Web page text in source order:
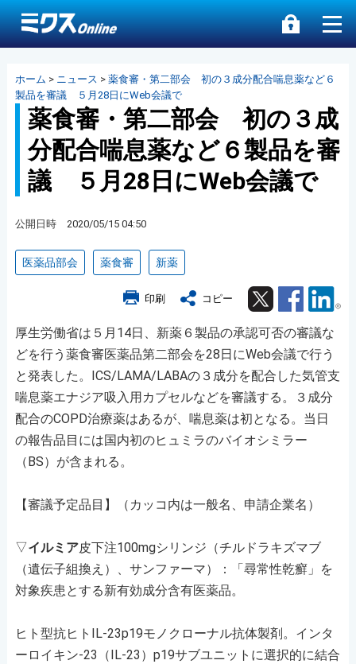
ホーム > ニュース > 薬食審・第二部会 初の３成分配合喘息薬など６
製品を審議 ５月28日にWeb会議で
薬食審・第二部会 初の３成
分配合喘息薬など６製品を審
議 ５月28日にWeb会議で
公開日時 2020/05/15 04:50
医薬品部会 薬食審 新薬
印刷 コピー Twitter Facebook
厚生労働省は５月14日、新薬６製品の承認可否の審議な
どを行う薬食審医薬品第二部会を28日にWeb会議で行う
と発表した。ICS/LAMA/LABAの３成分を配合した気管支
喘息薬エナジア吸入用カプセルなどを審議する。３成分
配合のCOPD治療薬はあるが、喘息薬は初となる。当日
の報告品目には国内初のヒュミラのバイオシミラー
（BS）が含まれる。
【審議予定品目】（カッコ内は一般名、申請企業名）
▽イルミア皮下注100mgシリンジ（チルドラキズマブ
（遺伝子組換え）、サンファーマ）：「尋常性乾癬」を
対象疾患とする新有効成分含有医薬品。
ヒト型抗ヒトIL-23p19モノクローナル抗体製剤。インタ
ーロイキン-23（IL-23）p19サブユニットに選択的に結合